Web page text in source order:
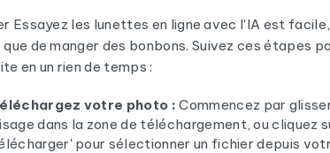
Essayez les lunettes en ligne avec l'IA est
de manger des bonbons. Suivez ces étapes
en un rien de temps :
votre photo : Commencez par
dans la zone de téléchargement, ou cliquez
pour sélectionner un fichier depuis